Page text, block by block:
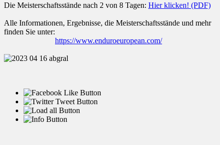
Die Meisterschaftsstände nach 2 von 8 Tagen: Hier klicken! (PDF)
Alle Informationen, Ergebnisse, die Meisterschaftsstände und mehr
finden Sie unter:
https://www.enduroeuropean.com/